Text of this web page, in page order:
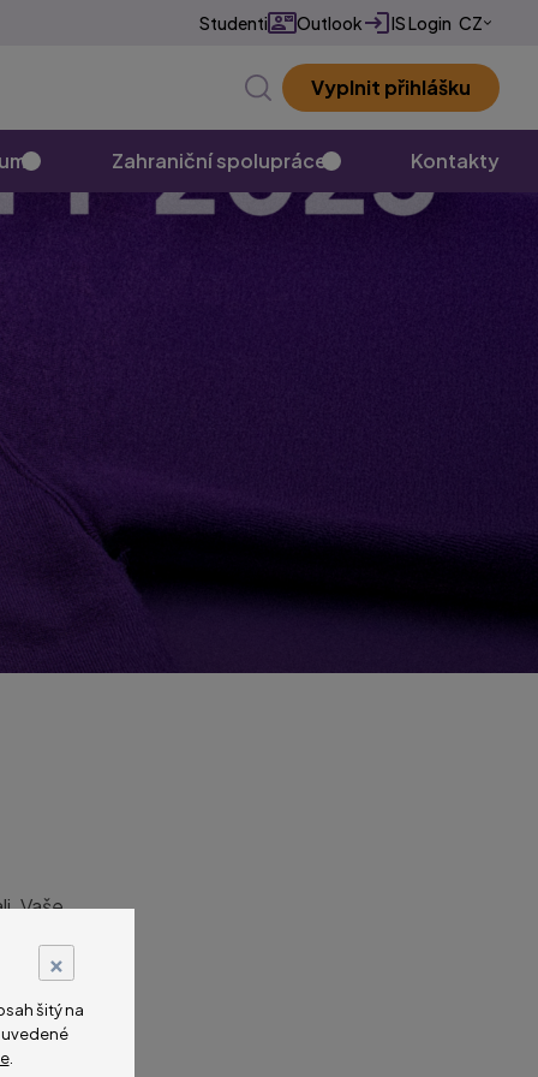
Studenti Outlook IS Login
EN
CZ
Vyplnit přihlášku
Zahraniční spolupráce Kontakty
Vaše
která vás
×
šitý na
.